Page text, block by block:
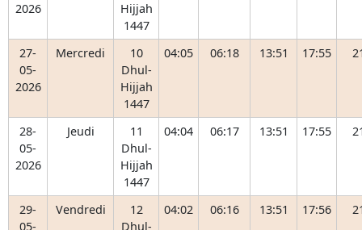
2026
Hijjah
1447
27-
05-
2026
Mercredi
10
Dhul-
Hijjah
1447
04:05 06:18 13:51 17:55
28-
05-
2026
Jeudi
11
Dhul-
Hijjah
1447
04:04 06:17 13:51 17:55
29-
05-
Vendredi
12
Dhul-
04:02 06:16 13:51 17:56